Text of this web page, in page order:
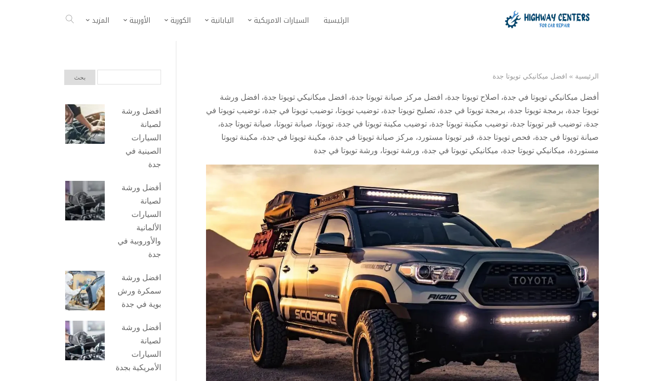
الرئيسية السيارات الامريكية اليابانية الكورية الأوربية المزيد
الرئيسية » افضل ميكانيكي تويوتا جدة
أفضل ميكانيكي تويوتا في جدة، اصلاح تويوتا جدة، افضل مركز صيانة تويوتا جدة، افضل ميكانيكي تويوتا جدة، افضل ورشة
تويوتا جدة، برمجة تويوتا جدة، برمجة تويوتا في جدة، تصليح تويوتا جدة، توضيب تويوتا، توضيب تويوتا في جدة، توضيب تويوتا في
جدة، توضيب قير تويوتا جدة، توضيب مكينة تويوتا جدة، توضيب مكينة تويوتا في جدة، تويوتا، صيانة تويوتا، صيانة تويوتا جدة،
صيانة تويوتا في جدة، فحص تويوتا جدة، قير تويوتا مستورد، مركز صيانة تويوتا في جدة، مكينة تويوتا في جدة، مكينة تويوتا
مستوردة، ميكانيكي تويوتا جدة، ميكانيكي تويوتا في جدة، ورشة تويوتا، ورشة تويوتا في جدة
افضل ورشة
لصيانة
السيارات
الصينية في
جدة
أفضل ورشة
لصيانة
السيارات
الألمانية
والأوروبية في
جدة
افضل ورشة
سمكرة ورش
بوية في جدة
أفضل ورشة
لصيانة
السيارات
الأمريكية بجدة